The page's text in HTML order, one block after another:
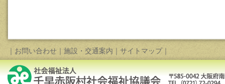
｜ お問い合わせ ｜ 施設・交通案内 ｜ サイトマップ｜